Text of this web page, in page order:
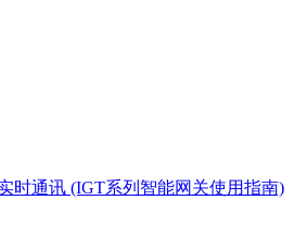
时通讯 ( IGT系列智能网关使用指南)